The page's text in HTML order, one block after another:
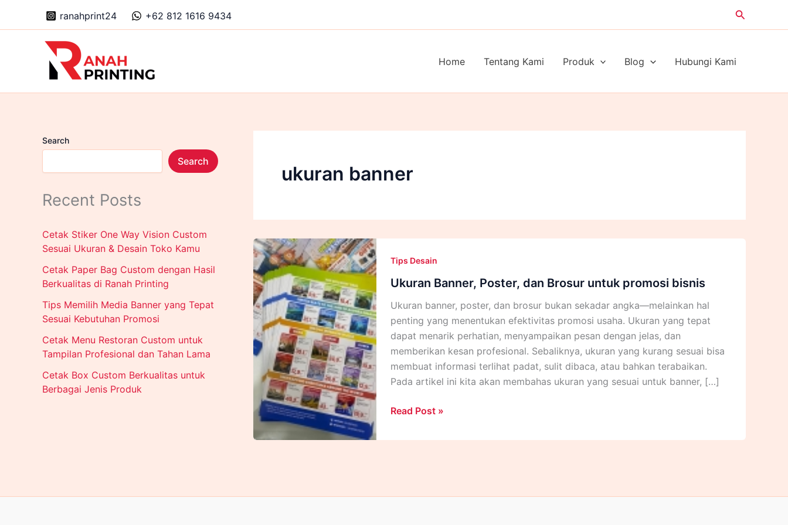
ranahprint24 +62 812 1616 9434 Search
Home Tentang Kami Produk Blog Hubungi Kami
Search
Search
Recent Posts
Cetak Stiker One Way Vision Custom
Sesuai Ukuran & Desain Toko Kamu
Cetak Paper Bag Custom dengan Hasil
Berkualitas di Ranah Printing
Tips Memilih Media Banner yang Tepat
Sesuai Kebutuhan Promosi
Cetak Menu Restoran Custom untuk
Tampilan Profesional dan Tahan Lama
Cetak Box Custom Berkualitas untuk
Berbagai Jenis Produk
ukuran banner
Tips Desain
Ukuran Banner, Poster, dan Brosur untuk promosi bisnis
Ukuran banner, poster, dan brosur bukan sekadar angka—melainkan hal
penting yang menentukan efektivitas promosi usaha. Ukuran yang tepat
dapat menarik perhatian, menyampaikan pesan dengan jelas, dan
memberikan kesan profesional. Sebaliknya, ukuran yang kurang sesuai bisa
membuat informasi terlihat padat, sulit dibaca, atau bahkan terabaikan.
Pada artikel ini kita akan membahas ukuran yang sesuai untuk banner, […]
Ukuran
Poster,
Read Post »